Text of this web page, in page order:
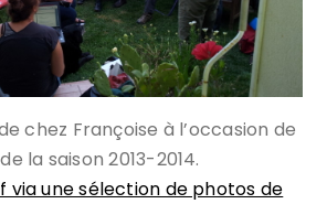
chez Françoise à l’occasion de
de la saison 2013-2014.
via une sélection de photos de